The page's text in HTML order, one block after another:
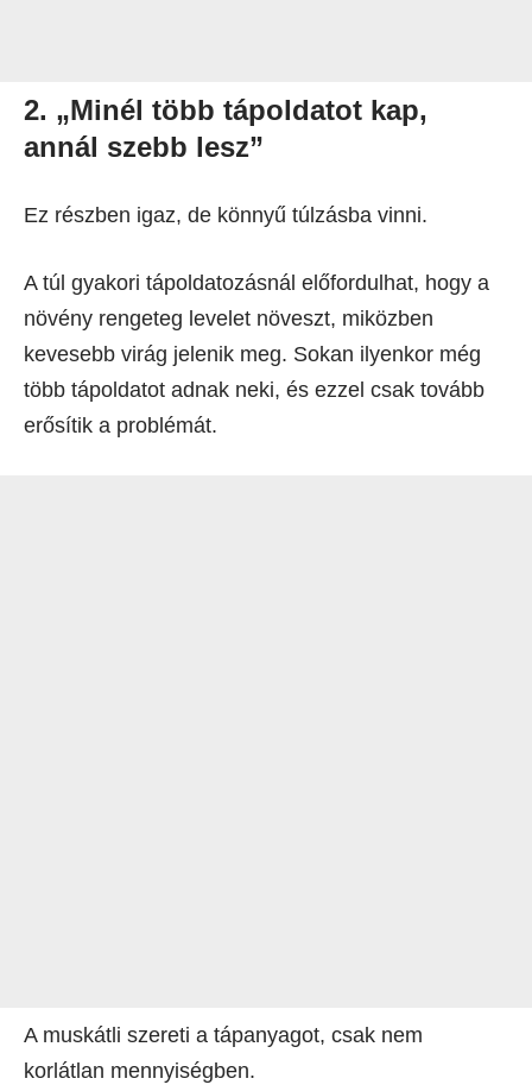
2. „Minél több tápoldatot kap,
annál szebb lesz”
Ez részben igaz, de könnyű túlzásba vinni.
A túl gyakori tápoldatozásnál előfordulhat, hogy a
növény rengeteg levelet növeszt, miközben
kevesebb virág jelenik meg. Sokan ilyenkor még
több tápoldatot adnak neki, és ezzel csak tovább
erősítik a problémát.
A muskátli szereti a tápanyagot, csak nem
korlátlan mennyiségben.